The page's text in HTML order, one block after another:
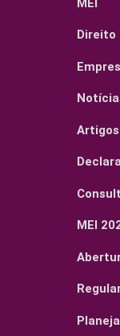
MEI
Artigos
MEI